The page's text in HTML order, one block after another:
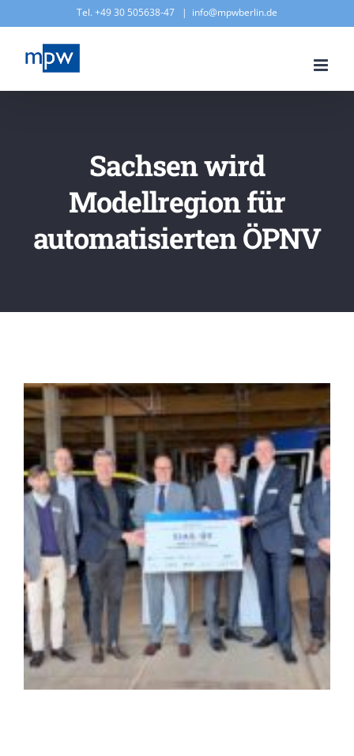
springen
Tel. +49 30 505638-47 | info@mpwberlin.de
Sachsen wird
Modellregion für
automatisierten ÖPNV
Zeige
grösseres
Bild